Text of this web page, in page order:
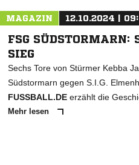
MAGAZIN 12.10.2024 |
FSG SÜDSTORMARN:
SIEG
Sechs Tore von Stürmer Kebba
Südstormarn gegen S.I.G.
FUSSBALL.DE erzählt die
Mehr lesen